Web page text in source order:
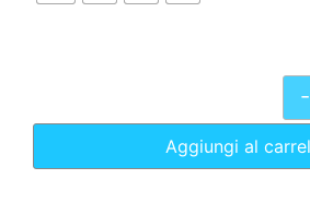
-
Aggiungi al